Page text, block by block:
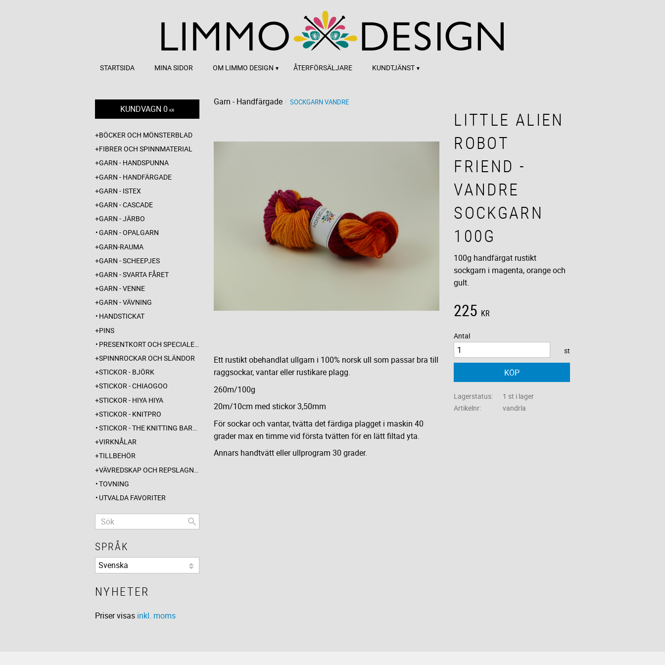
STARTSIDA MINA SIDOR OM LIMMO DESIGN ÅTERFÖRSÄLJARE KUNDTJÄNST
Garn - Handfärgade SOCKGARN VANDRE
LITTLE ALIEN
ROBOT
FRIEND -
VANDRE
SOCKGARN
100G
100g handfärgat rustikt
sockgarn i magenta, orange och
gult.
225 KR
Antal
st
KÖP
Lagerstatus
1 st i lager
Artikelnr
vandrla
Ett rustikt obehandlat ullgarn i 100% norsk ull som passar bra till
raggsockar, vantar eller rustikare plagg.
260m/100g
20m/10cm med stickor 3,50mm
För sockar och vantar, tvätta det färdiga plagget i maskin 40
grader max en timme vid första tvätten för en lätt filtad yta.
Annars handtvätt eller ullprogram 30 grader.
KUNDVAGN 0 KR
BÖCKER OCH MÖNSTERBLAD
FIBRER OCH SPINNMATERIAL
GARN - HANDSPUNNA
GARN - HANDFÄRGADE
GARN - ISTEX
GARN - CASCADE
GARN - JÄRBO
GARN - OPALGARN
GARN-RAUMA
GARN - SCHEEPJES
GARN - SVARTA FÅRET
GARN - VENNE
GARN - VÄVNING
HANDSTICKAT
PINS
PRESENTKORT OCH SPECIALERBJUDANDEN
SPINNROCKAR OCH SLÄNDOR
STICKOR - BJÖRK
STICKOR - CHIAOGOO
STICKOR - HIYA HIYA
STICKOR - KNITPRO
STICKOR - THE KNITTING BARBER
VIRKNÅLAR
TILLBEHÖR
VÄVREDSKAP OCH REPSLAGNING
TOVNING
UTVALDA FAVORITER
SPRÅK
NYHETER
Priser visas inkl. moms